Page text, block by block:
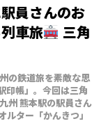
員さんのお
車旅
三角
の鉄道旅を素敵な思
印帳」。今回は三角
州 熊本駅の駅員さん
ター「かんきつ」